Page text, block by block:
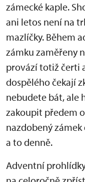
zámecké kaple.
ani letos není na
mazlíčky. Během
zámku zaměřeny
provází totiž čerti
dospělého čekají
nebudete bát, ale
zakoupit předem
nazdobený
a to denně.
Adventní